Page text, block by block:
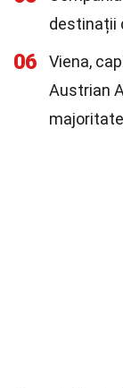
destinații
06
Viena,
Austrian